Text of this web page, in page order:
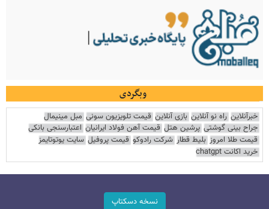
وبگردی
خبرآنلاین راه نو آنلاین بازی آنلاین قیمت تلویزیون سونی مبل مینیمال
جراح بینی گوشتی پرشین هتل قیمت آهن فولاد ایرانیان اعتبارسنجی بانکی
قیمت طلا امروز بلیط قطار شرکت رادوکو قیمت پروفیل سایت یوتوتایمز
خرید اکانت chatgpt
نسخه دسکتاپ